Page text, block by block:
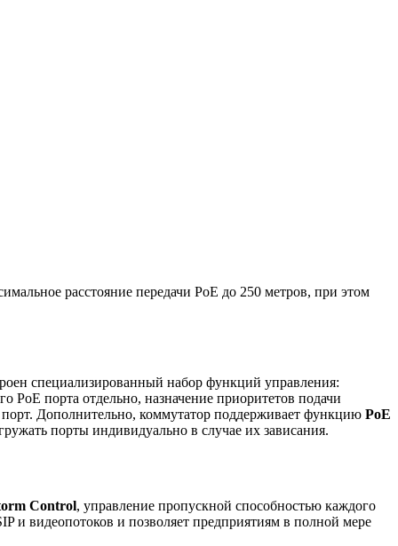
расстояние передачи PoE до 250 метров, при этом
специализированный набор функций управления:
порта отдельно, назначение приоритетов подачи
Дополнительно, коммутатор поддерживает функцию PoE
порты индивидуально в случае их зависания.
Control, управление пропускной способностью каждого
и видеопотоков и позволяет предприятиям в полной мере